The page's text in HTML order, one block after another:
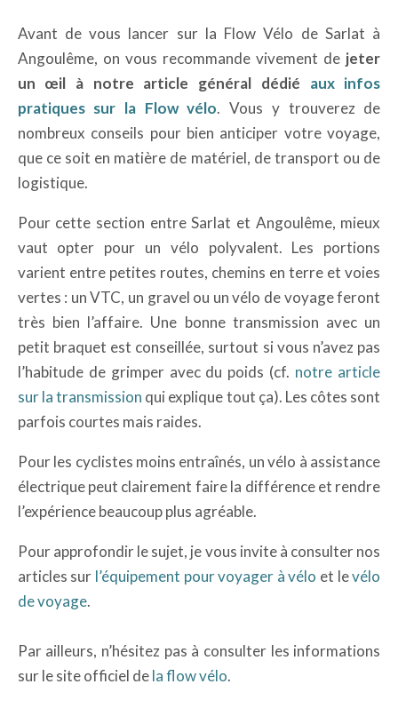
Avant de vous lancer sur la Flow Vélo de Sarlat à
Angoulême, on vous recommande vivement de jeter
un œil à notre article général dédié aux infos
pratiques sur la Flow vélo. Vous y trouverez de
nombreux conseils pour bien anticiper votre voyage,
que ce soit en matière de matériel, de transport ou de
logistique.
Pour cette section entre Sarlat et Angoulême, mieux
vaut opter pour un vélo polyvalent. Les portions
varient entre petites routes, chemins en terre et voies
vertes : un VTC, un gravel ou un vélo de voyage feront
très bien l’affaire. Une bonne transmission avec un
petit braquet est conseillée, surtout si vous n’avez pas
l’habitude de grimper avec du poids (cf. notre article
sur la transmission qui explique tout ça). Les côtes sont
parfois courtes mais raides.
Pour les cyclistes moins entraînés, un vélo à assistance
électrique peut clairement faire la différence et rendre
l’expérience beaucoup plus agréable.
Pour approfondir le sujet, je vous invite à consulter nos
articles sur l’équipement pour voyager à vélo et levélo
de voyage.
Par ailleurs, n’hésitez pas à consulter les informations
sur le site officiel dela flow vélo.